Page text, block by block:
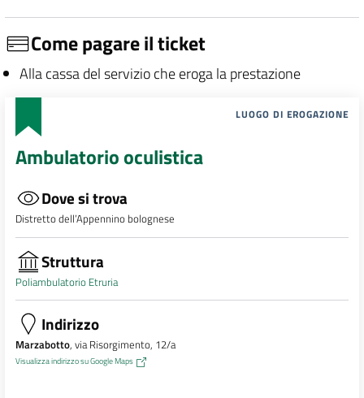
Come pagare il ticket
Alla cassa del servizio che eroga la prestazione
LUOGO DI EROGAZIONE
Ambulatorio oculistica
Dove si trova
Distretto dell’Appennino bolognese
Struttura
Poliambulatorio Etruria
Indirizzo
Marzabotto, via Risorgimento, 12/a
Visualizza indirizzo su Google Maps